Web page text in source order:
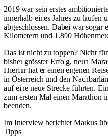
2019 war sein erstes
innerhalb eines Jahres zu laufen
abgeschlossen. Dabei war sogar
Kilometern und 1.800
Das ist nicht zu toppen? Nicht
bisher grösster Erfolg, neun
Hierfür hat er einen eigenen
in Österreich und den
auf eine neue Strecke führten.
zum ersten Mal einen Marathon
beenden.
Im Interview berichtet Markus
Tipps.